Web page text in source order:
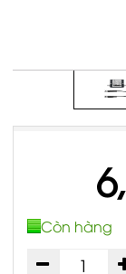
Còn hàng